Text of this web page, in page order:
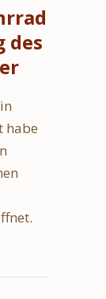
des
habe